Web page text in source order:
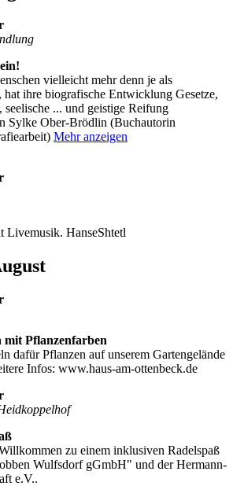
vielleicht mehr denn je als
ihre biografische Entwicklung Gesetze,
seelische ... und geistige Reifung
Sylke Ober-Brödlin (Buchautorin
Mehr anzeigen
Livemusik. HanseShtetl
mit Pflanzenfarben
dafür Pflanzen auf unserem Gartengelände
Infos: www.haus-am-ottenbeck.de
zu einem inklusiven Radelspaß
Wulfsdorf gGmbH" und der Hermann-
e.V..